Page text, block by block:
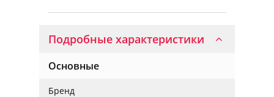
Подробные характеристики
Основные
Бренд